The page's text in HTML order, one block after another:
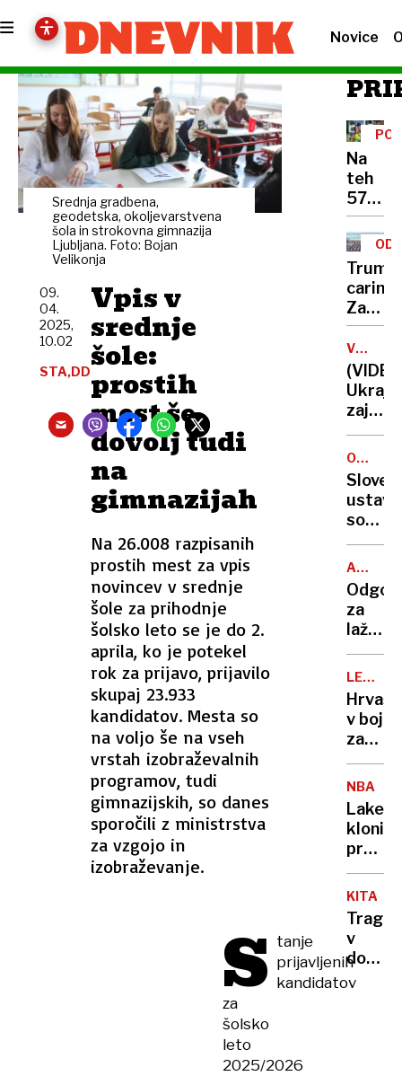
Novice
Srednja gradbena,
geodetska, okoljevarstvena
šola in strokovna gimnazija
Ljubljana. Foto: Bojan
Velikonja
Vpis v
srednje
šole:
prostih
mest še
dovolj tudi
na
gimnazijah
Na 26.008 razpisanih
prostih mest za vpis
novincev v srednje
šole za prihodnje
šolsko leto se je do 2.
aprila, ko je potekel
rok za prijavo, prijavilo
skupaj 23.933
kandidatov. Mesta so
na voljo še na vseh
vrstah izobraževalnih
programov, tudi
gimnazijskih, so danes
sporočili z ministrstva
za vzgojo in
izobraževanje.
09.
04.
2025,
10.02
STA,DD
S tanje
prijavljenih
kandidatov
za
šolsko
leto
2025/2026
Na
teh
575
lovijo
carine:
Za
EU
20,
za
kar
VOJNA
V
zajeli
ki
sta
se
borila
z
Rusi
AFERA
KAUČIČ
za
lažno
jajca
s
žigom
so
in
ovadili
v boj
za
turiste
z
števila
letov
NBA
klonili
proti
Dončić
zaradi
jezika
v
domu
za